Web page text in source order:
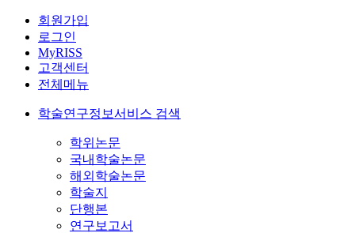
회원가입
로그인
MyRISS
고객센터
전체메뉴
학술연구정보서비스 검색
학위논문
국내학술논문
해외학술논문
학술지
단행본
연구보고서